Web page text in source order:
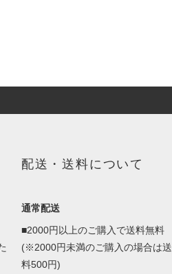
配送・送料について
通常配送
■2000円以上のご購入で送料無料
(※2000円未満のご購入の場合は送
料500円)